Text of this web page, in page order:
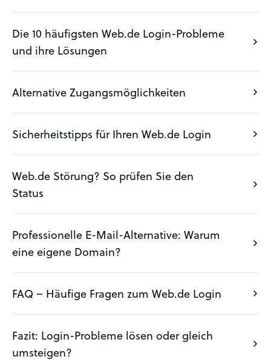
Die 10 häufigsten Web.de Login-Probleme
und ihre Lösungen
Alternative Zugangsmöglichkeiten
Sicherheitstipps für Ihren Web.de Login
Web.de Störung? So prüfen Sie den
Status
Professionelle E-Mail-Alternative: Warum
eine eigene Domain?
FAQ – Häufige Fragen zum Web.de Login
Fazit: Login-Probleme lösen oder gleich
umsteigen?